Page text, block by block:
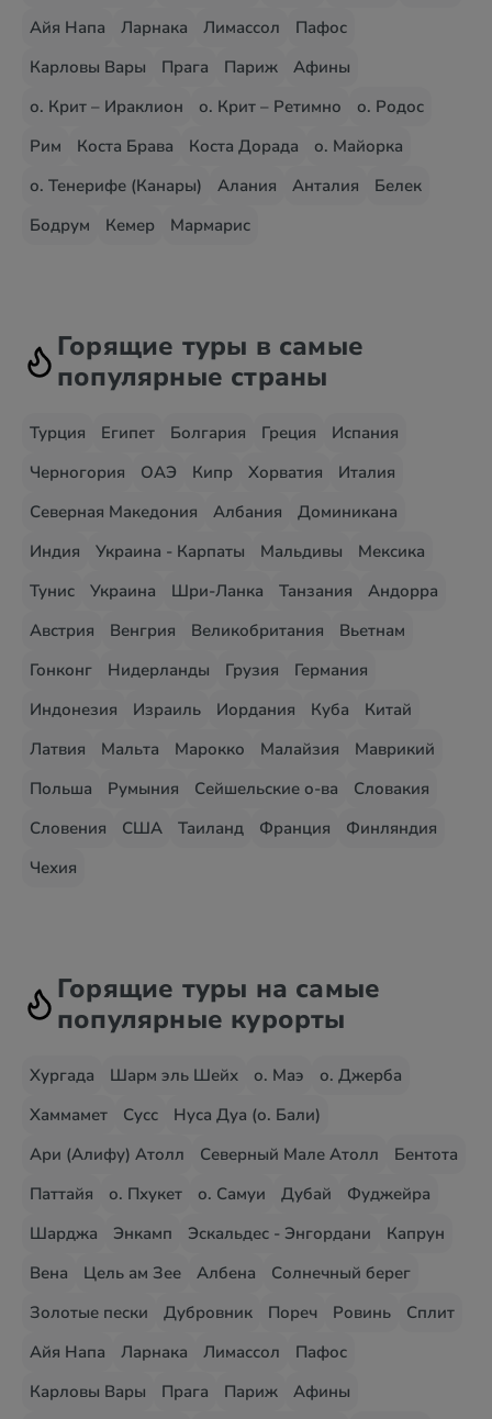
Айя Напа
Ларнака Лимассол
Пафос
Карловы Вары
Прага Париж
Афины
о. Крит – Ираклион
о. Крит – Ретимно
о. Родос
Рим
Коста Брава Коста Дорада
о. Майорка
о. Тенерифе (Канары)
Алания Анталия
Белек
Бодрум
Кемер Мармарис
Горящие туры в самые
популярные страны
Турция Египет Болгария Греция
Испания
Черногория
ОАЭ Кипр Хорватия
Италия
Северная Македония
Албания
Доминикана
Индия
Украина - Карпаты Мальдивы
Мексика
Тунис
Украина Шри-Ланка Танзания
Андорра
Австрия
Венгрия Великобритания
Вьетнам
Гонконг
Нидерланды Грузия
Германия
Индонезия
Израиль Иордания Куба
Китай
Латвия
Мальта Марокко Малайзия
Маврикий
Польша
Румыния Сейшельские о-ва
Словакия
Словения
США Таиланд Франция
Финляндия
Чехия
Горящие туры на самые
популярные курорты
Хургада Шарм эль Шейх о. Маэ
о. Джерба
Хаммамет
Сусс
Нуса Дуа (о. Бали)
Ари (Алифу) Атолл
Северный Мале Атолл
Бентота
Паттайя
о. Пхукет о. Самуи Дубай
Фуджейра
Шарджа
Энкамп Эскальдес - Энгордани
Капрун
Вена
Цель ам Зее Албена
Солнечный берег
Золотые пески
Дубровник Пореч Ровинь
Сплит
Айя Напа
Ларнака Лимассол
Пафос
Карловы Вары
Прага Париж
Афины